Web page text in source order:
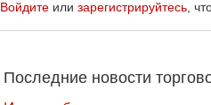
Войдите или зарегистрируйтесь ,
Последние новости